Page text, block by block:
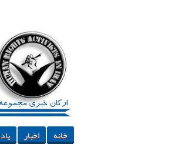
خانه اخبار